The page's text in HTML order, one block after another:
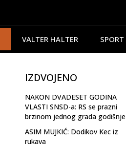
VALTER HALTER SPORT
IZDVOJENO
NAKON DVADESET GODINA
VLASTI SNSD-a: RS se prazni
brzinom jednog grada godišnje
ASIM MUJKIĆ: Dodikov Kec iz
rukava